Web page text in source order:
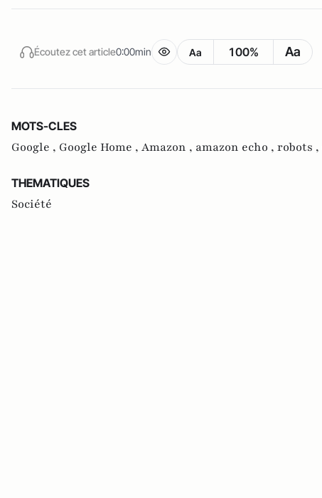
Écoutez cet article0:00min Aa 100% Aa
MOTS-CLES
Google , Google Home , Amazon , amazon echo , robots ,
THEMATIQUES
Société